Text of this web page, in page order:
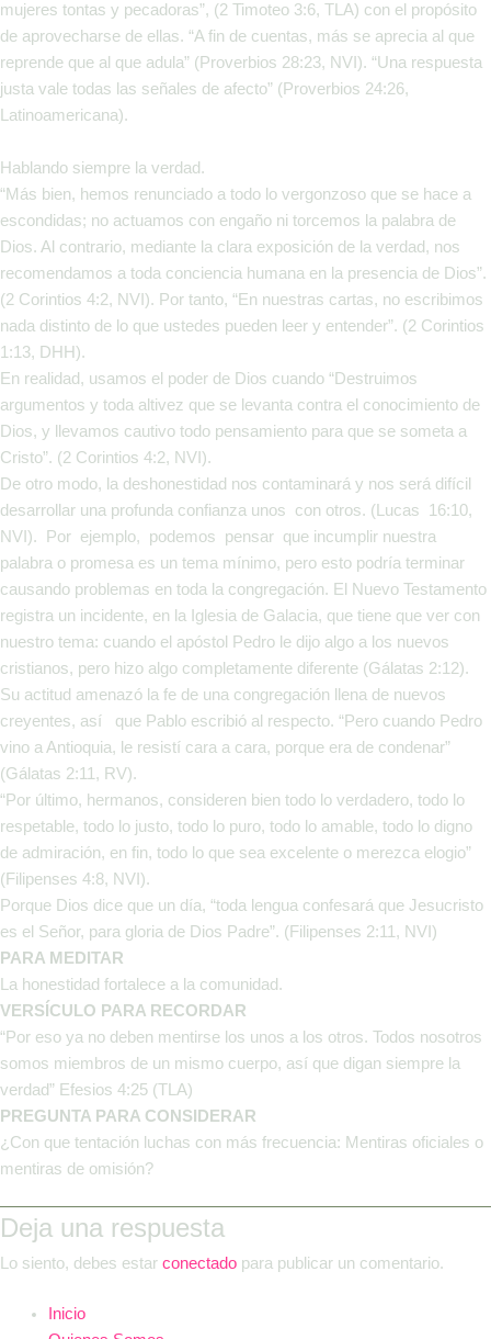
mujeres tontas y pecadoras”, (2 Timoteo 3:6, TLA) con el propósito
de aprovecharse de ellas. “A fin de cuentas, más se aprecia al que
reprende que al que adula” (Proverbios 28:23, NVI). “Una respuesta
justa vale todas las señales de afecto” (Proverbios 24:26,
Latinoamericana).
Hablando siempre la verdad.
“Más bien, hemos renunciado a todo lo vergonzoso que se hace a
escondidas; no actuamos con engaño ni torcemos la palabra de
Dios. Al contrario, mediante la clara exposición de la verdad, nos
recomendamos a toda conciencia humana en la presencia de Dios”.
(2 Corintios 4:2, NVI). Por tanto, “En nuestras cartas, no escribimos
nada distinto de lo que ustedes pueden leer y entender”. (2 Corintios
1:13, DHH).
En realidad, usamos el poder de Dios cuando “Destruimos
argumentos y toda altivez que se levanta contra el conocimiento de
Dios, y llevamos cautivo todo pensamiento para que se someta a
Cristo”. (2 Corintios 4:2, NVI).
De otro modo, la deshonestidad nos contaminará y nos será difícil
desarrollar una profunda confianza unos con otros. (Lucas 16:10,
NVI). Por ejemplo, podemos pensar que incumplir nuestra
palabra o promesa es un tema mínimo, pero esto podría terminar
causando problemas en toda la congregación. El Nuevo Testamento
registra un incidente, en la Iglesia de Galacia, que tiene que ver con
nuestro tema: cuando el apóstol Pedro le dijo algo a los nuevos
cristianos, pero hizo algo completamente diferente (Gálatas 2:12).
Su actitud amenazó la fe de una congregación llena de nuevos
creyentes, así que Pablo escribió al respecto. “Pero cuando Pedro
vino a Antioquia, le resistí cara a cara, porque era de condenar”
(Gálatas 2:11, RV).
“Por último, hermanos, consideren bien todo lo verdadero, todo lo
respetable, todo lo justo, todo lo puro, todo lo amable, todo lo digno
de admiración, en fin, todo lo que sea excelente o merezca elogio”
(Filipenses 4:8, NVI).
Porque Dios dice que un día, “toda lengua confesará que Jesucristo
es el Señor, para gloria de Dios Padre”. (Filipenses 2:11, NVI)
PA RA MEDITAR
La honestidad fortalece a la comunidad.
VERSÍCULO PARA RECORDAR
“Por eso ya no deben mentirse los unos a los otros. Todos nosotros
somos miembros de un mismo cuerpo, así que digan siempre la
verdad” Efesios 4:25 (TLA)
P REGUNTA PARA CONSIDERAR
¿Con que tentación luchas con más frecuencia: Mentiras oficiales o
mentiras de omisión?
Deja una respuesta
Lo siento, debes estar conectado para publicar un comentario.
Inicio